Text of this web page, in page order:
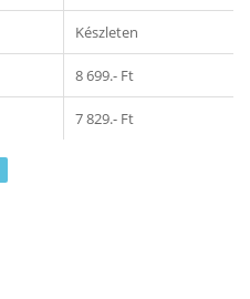
Készleten
8 699.- Ft
7 829.- Ft